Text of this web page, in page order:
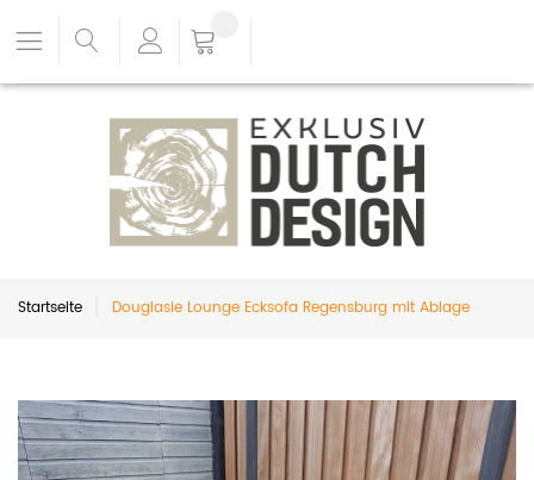
Startseite Douglasie Lounge Ecksofa Regensburg mit Ablage